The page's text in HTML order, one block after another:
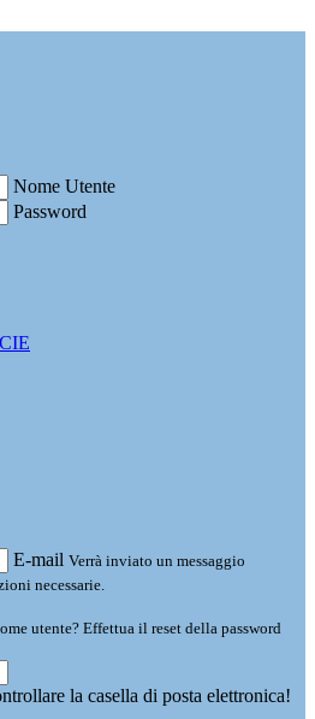
Nome Utente
Password
E-mail Verrà inviato un messaggio
necessarie.
utente? Effettua il reset della password
la casella di posta elettronica!